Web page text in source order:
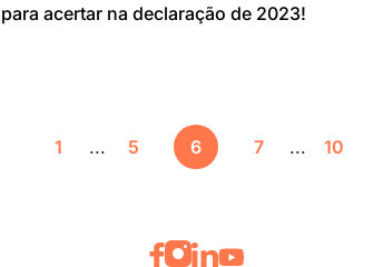
para acertar na declaração de 2023!
1 ... 5 6 7 ... 10